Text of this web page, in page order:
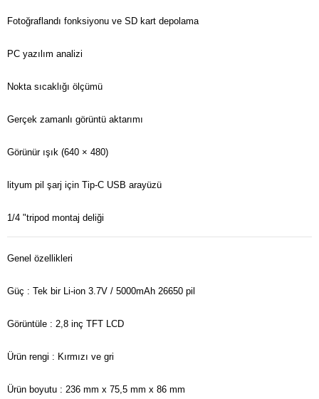
Fotoğraflandı fonksiyonu ve SD kart depolama
PC yazılım analizi
Nokta sıcaklığı ölçümü
Gerçek zamanlı görüntü aktarımı
Görünür ışık (640 × 480)
lityum pil şarj için Tip-C USB arayüzü
1/4 "tripod montaj deliği
Genel özellikleri
Güç : Tek bir Li-ion 3.7V / 5000mAh 26650 pil
Görüntüle : 2,8 inç TFT LCD
Ürün rengi : Kırmızı ve gri
Ürün boyutu : 236 mm x 75,5 mm x 86 mm